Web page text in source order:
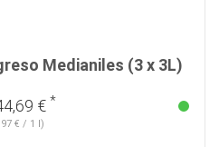
Medianiles (3 x 3L)
€ *
€ / 1 l)